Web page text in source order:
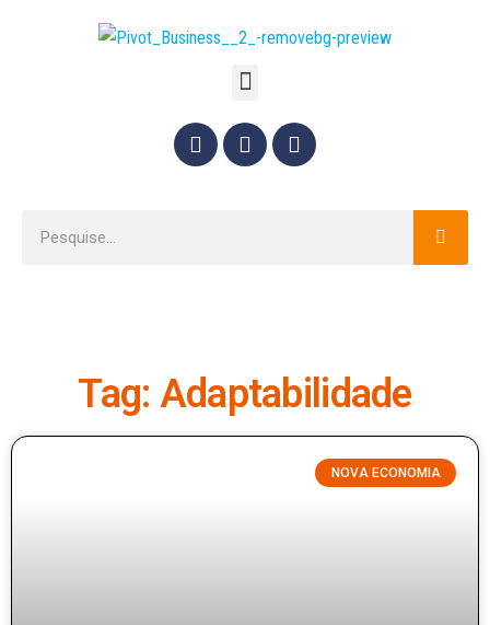
Tag: Adaptabilidade
NOVA ECONOMIA